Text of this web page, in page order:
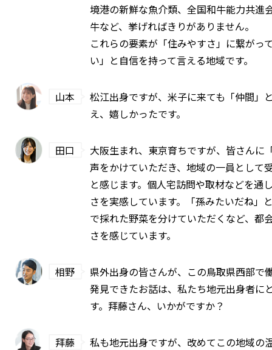
境港の新鮮な魚介類、全国和牛能力共進
牛など、挙げればきりがありません。
これらの要素が「住みやすさ」に繋がっ
い」と自信を持って言える地域です。
山本
松江出身ですが、米子に来ても「仲間」
え、嬉しかったです。
田口
大阪生まれ、東京育ちですが、皆さんに
声をかけていただき、地域の一員として
と感じます。個人宅訪問や取材などを通
さを実感しています。「孫みたいだね」
で採れた野菜を分けていただくなど、都
さを感じています。
相野
県外出身の皆さんが、この鳥取県西部で
発見できたお話は、私たち地元出身者に
す。拜藤さん、いかがですか？
拜藤
私も地元出身ですが、改めてこの地域の